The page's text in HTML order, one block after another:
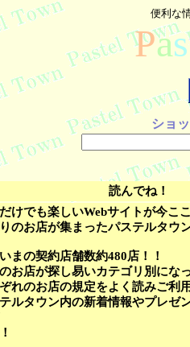
便利な
Pas
ショ
読んでね！
けでも楽しいWebサイトが今こ
のお店が集まったパステルタウ
まの契約店舗数約480店！！
お店が探し易いカテゴリ別にな
れのお店の規定をよく読みご利
ルタウン内の新着情報やプレゼ